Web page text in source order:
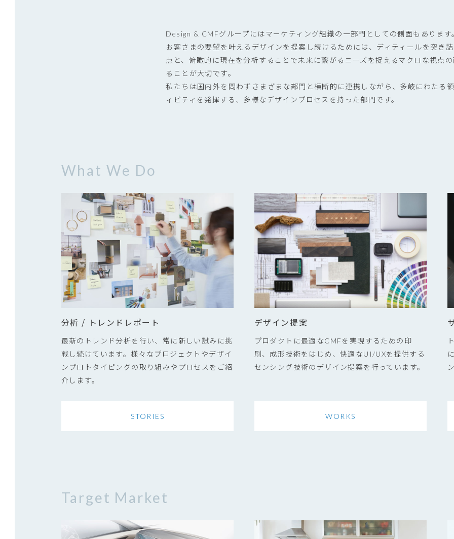
Design & CMFグループにはマーケティング組織の一部門としての側面もあります
お客さまの要望を叶えるデザインを提案し続けるためには、ディティールを突き
点と、俯瞰的に現在を分析することで未来に繋がるニーズを捉えるマクロな視点
ることが大切です。
私たちは国内外を問わずさまざまな部門と横断的に連携しながら、多岐にわたる
ィビティを発揮する、多様なデザインプロセスを持った部門です。
What We Do
分析 / トレンドレポート
最新のトレンド分析を行い、常に新しい試みに挑
戦し続けています。様々なプロジェクトやデザイ
ンプロトタイピングの取り組みやプロセスをご紹
介します。
STORIES
デザイン提案
プロダクトに最適なCMFを実現するための印
刷、成形技術をはじめ、快適なUI/UXを提供する
センシング技術のデザイン提案を行っています。
WORKS
Target Market